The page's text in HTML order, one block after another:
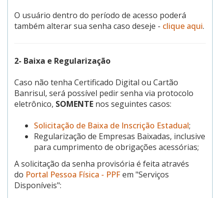
O usuário dentro do período de acesso poderá
também alterar sua senha caso deseje - clique aqui.
2- Baixa e Regularização
Caso não tenha Certificado Digital ou Cartão
Banrisul, será possível pedir senha via protocolo
eletrônico, SOMENTE nos seguintes casos:
Solicitação de Baixa de Inscrição Estadual;
Regularização de Empresas Baixadas, inclusive
para cumprimento de obrigações acessórias;
A solicitação da senha provisória é feita através
do Portal Pessoa Física - PPFem "Serviços
Disponíveis":